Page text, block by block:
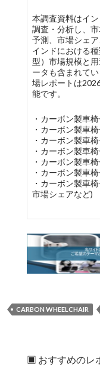
本調査資料はイ
調査・分析し、
予測、市場シェ
インドにおける
型）市場規模と
ータも含まれて
場レポートは
能です。
・カーボン製車
・カーボン製車
・カーボン製車
・カーボン製車
・カーボン製車
・カーボン製車
・カーボン製車
市場シェアなど)
CARBON WHEELCHAIR
▣ おすすめのレ